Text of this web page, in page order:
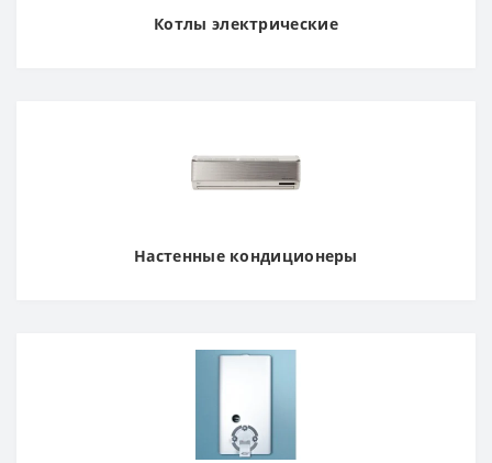
Котлы электрические
Настенные кондиционеры